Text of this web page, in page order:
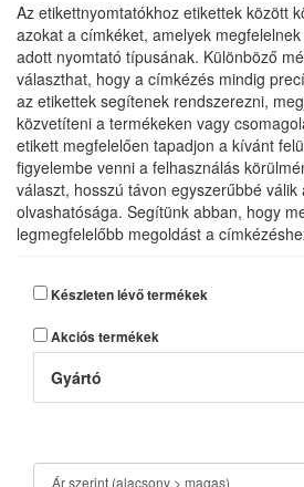
Az etikettnyomtatókhoz etikettek között
azokat a címkéket, amelyek
adott nyomtató típusának. Különböző
választhat, hogy a címkézés mindig
az etikettek segítenek rendszerezni,
közvetíteni a termékeken vagy
etikett megfelelően tapadjon a kívánt
figyelembe venni a felhasználás
választ, hosszú távon egyszerűbbé
olvashatósága. Segítünk abban, hogy
legmegfelelőbb megoldást a
Készleten lévő termékek
Akciós termékek
Gyártó